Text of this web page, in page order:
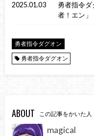
2025.01.03
勇者指令
者！エン」
勇者指令ダグオン
勇者指令ダグオン
ABOUT この記事をかいた人
magical